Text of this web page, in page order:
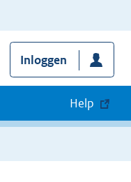
Inloggen
Help